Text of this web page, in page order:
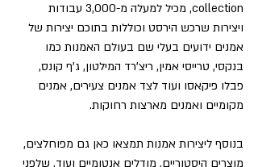
collection, מכיל למעלה מ-3,000 עבודות
ויצירות שרכש הירסט וכוללות בתוכם יצירות של
אמנים ידועים בעלי שם בעולם האמנות כמו
בנקסי, טרייסי אמין, ריצ'רד המילטון, ג'ף קונס,
פבלו פיקאסו ועוד לצד אמנים צעירים, אמנים
מקומיים ואמנים מארצות רחוקות.
בנוסף ליצירות אמנות תמצאו כאן גם מפוחלצים,
מוצרים היסטוריים, מודלים אנטומיים ועוד, שלפני